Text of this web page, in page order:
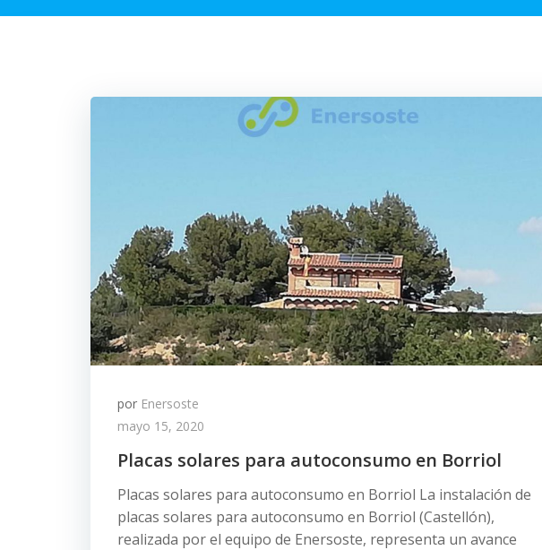
por Enersoste
mayo 15, 2020
Placas solares para autoconsumo en Borriol
Placas solares para autoconsumo en Borriol La instalación de
placas solares para autoconsumo en Borriol (Castellón),
realizada por el equipo de Enersoste, representa un avance